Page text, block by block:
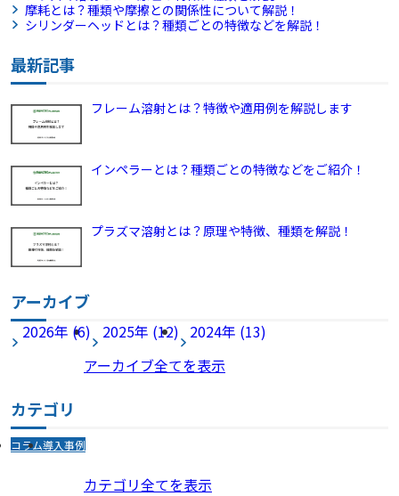
摩耗とは？種類や摩擦との関係性について解説！
シリンダーヘッドとは？種類ごとの特徴などを解説！
最新記事
フレーム溶射とは？特徴や適用例を解説します
インペラーとは？種類ごとの特徴などをご紹介！
プラズマ溶射とは？原理や特徴、種類を解説！
アーカイブ
2026年 (6) 2025年 (12) 2024年 (13)
アーカイブ全てを表示
カテゴリ
コラム導入事例
カテゴリ全てを表示